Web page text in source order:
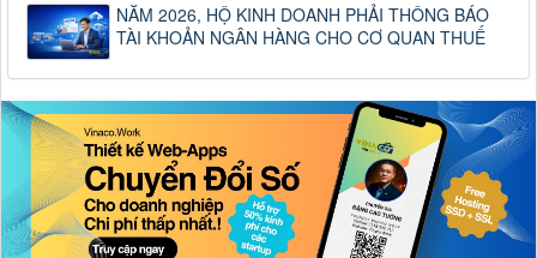
NĂM 2026, HỘ KINH DOANH PHẢI THÔNG BÁO
TÀI KHOẢN NGÂN HÀNG CHO CƠ QUAN THUẾ